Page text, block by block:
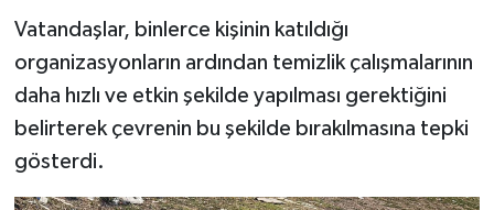
Vatandaşlar, binlerce kişinin katıldığı
organizasyonların ardından temizlik çalışmalarının
daha hızlı ve etkin şekilde yapılması gerektiğini
belirterek çevrenin bu şekilde bırakılmasına tepki
gösterdi.